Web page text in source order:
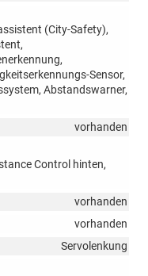
(City-Safety),
Sensor,
Abstandswarner,
vorhanden
Control hinten,
vorhanden
vorhanden
Servolenkung